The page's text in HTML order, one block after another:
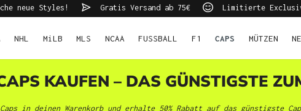
neue Styles! Gratis Versand ab 75€ Limitierte
NHL MiLB MLS NCAA FUSSBALL F1 CAPS MÜTZEN
KAUFEN – DAS GÜNSTIGSTE
in deinen Warenkorb und erhalte 50% Rabatt auf das günstigste